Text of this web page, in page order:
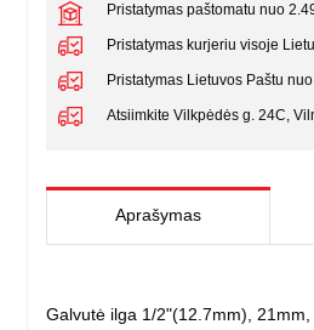
Pristatymas paštomatu nuo
Pristatymas kurjeriu visoje
Pristatymas Lietuvos Paštu
Atsiimkite Vilkpėdės g. 24C,
Aprašymas
Galvutė ilga 1/2"(12.7mm),